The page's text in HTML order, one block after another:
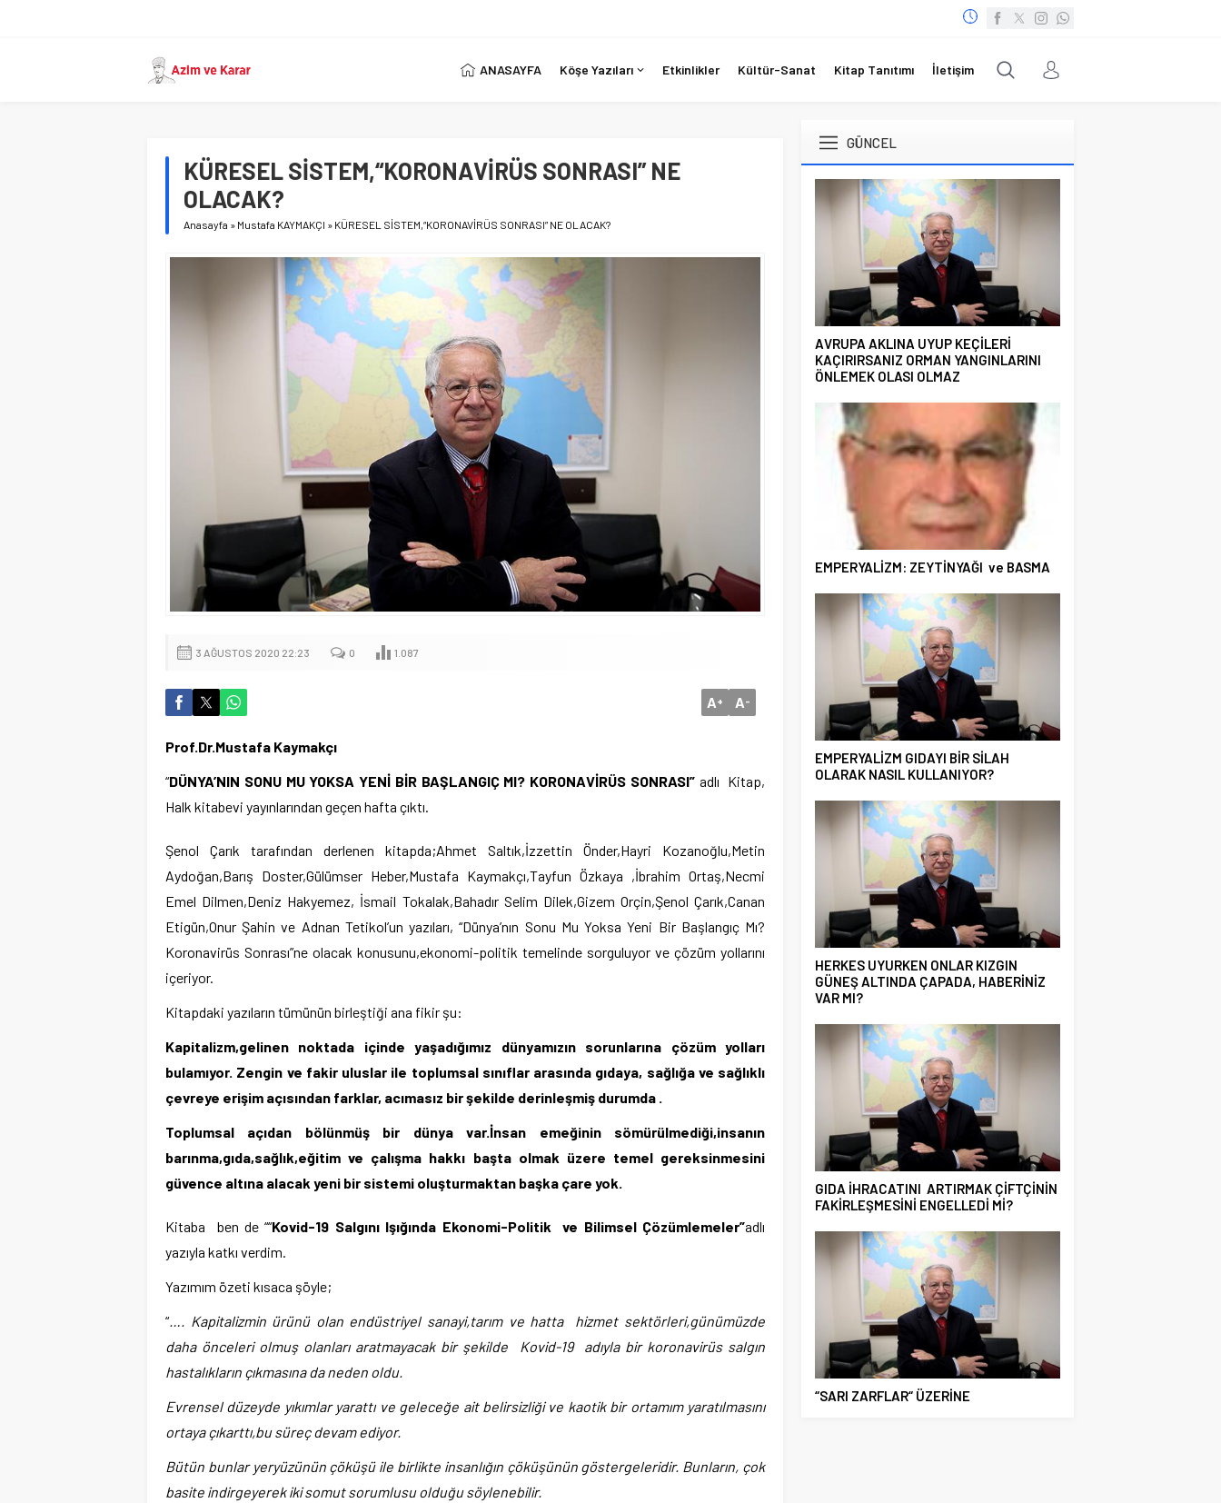
ANASAYFA Köşe Yazıları Etkinlikler Kültür-Sanat Kitap Tanıtımı İletişim
KÜRESEL SİSTEM,“KORONAVİRÜS SONRASI” NE
OLACAK?
Anasayfa » Mustafa KAYMAKÇI » KÜRESEL SİSTEM,“KORONAVİRÜS SONRASI” NE OLACAK?
3 AĞUSTOS 2020 22:23 0 1.087
A+ A-
Prof.Dr.Mustafa Kaymakçı
“DÜNYA’NIN SONU MU YOKSA YENİ BİR BAŞLANGIÇ MI? KORONAVİRÜS SONRASI”adlı Kitap,
Halk kitabevi yayınlarından geçen hafta çıktı.
Şenol Çarık tarafından derlenen kitapda;Ahmet Saltık,İzzettin Önder,Hayri Kozanoğlu,Metin
Aydoğan,Barış Doster,Gülümser Heber,Mustafa Kaymakçı,Tayfun Özkaya ,İbrahim Ortaş,Necmi
Emel Dilmen,Deniz Hakyemez, İsmail Tokalak,Bahadır Selim Dilek,Gizem Orçin,Şenol Çarık,Canan
Etigün,Onur Şahin ve Adnan Tetikol’un yazıları, “Dünya’nın Sonu Mu Yoksa Yeni Bir Başlangıç Mı?
Koronavirüs Sonrası”ne olacak konusunu,ekonomi-politik temelinde sorguluyor ve çözüm yollarını
içeriyor.
Kitapdaki yazıların tümünün birleştiği ana fikir şu:
Kapitalizm,gelinen noktada içinde yaşadığımız dünyamızın sorunlarına çözüm yolları
bulamıyor. Zengin ve fakir uluslar ile toplumsal sınıflar arasında gıdaya, sağlığa ve sağlıklı
çevreye erişim açısından farklar, acımasız bir şekilde derinleşmiş durumda .
Toplumsal açıdan bölünmüş bir dünya var.İnsan emeğinin sömürülmediği,insanın
barınma,gıda,sağlık,eğitim ve çalışma hakkı başta olmak üzere temel gereksinmesini
güvence altına alacak yeni bir sistemi oluşturmaktan başka çare yok.
Kitaba ben de ““Kovid-19 Salgını Işığında Ekonomi-Politik ve Bilimsel Çözümlemeler”adlı
yazıyla katkı verdim.
Yazımım özeti kısaca şöyle;
“…. Kapitalizmin ürünü olan endüstriyel sanayi,tarım ve hatta hizmet sektörleri,günümüzde
daha önceleri olmuş olanları aratmayacak bir şekilde Kovid-19 adıyla bir koronavirüs salgın
hastalıkların çıkmasına da neden oldu.
Evrensel düzeyde yıkımlar yarattı ve geleceğe ait belirsizliği ve kaotik bir ortamım yaratılmasını
ortaya çıkarttı,bu süreç devam ediyor.
Bütün bunlar yeryüzünün çöküşü ile birlikte insanlığın çöküşünün göstergeleridir. Bunların, çok
basite indirgeyerek iki somut sorumlusu olduğu söylenebilir.
GÜNCEL
AVRUPA AKLINA UYUP KEÇİLERİ
KAÇIRIRSANIZ ORMAN YANGINLARINI
ÖNLEMEK OLASI OLMAZ
EMPERYALİZM: ZEYTİNYAĞI ve BASMA
EMPERYALİZM GIDAYI BİR SİLAH
OLARAK NASIL KULLANIYOR?
HERKES UYURKEN ONLAR KIZGIN
GÜNEŞ ALTINDA ÇAPADA, HABERİNİZ
VAR MI?
GIDA İHRACATINI ARTIRMAK ÇİFTÇİNİN
FAKİRLEŞMESİNİ ENGELLEDİ Mİ?
“SARI ZARFLAR“ ÜZERİNE